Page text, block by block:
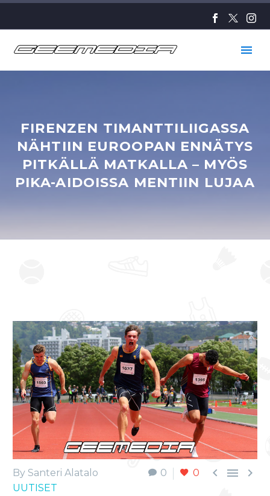
FIRENZEN TIMANTTILIIGASSA
NÄHTIIN EUROOPAN ENNÄTYS
PITKÄLLÄ MATKALLA – MYÖS
PIKA-AIDOISSA MENTIIN LUJAA
0 0   
By Santeri Alatalo
UUTISET